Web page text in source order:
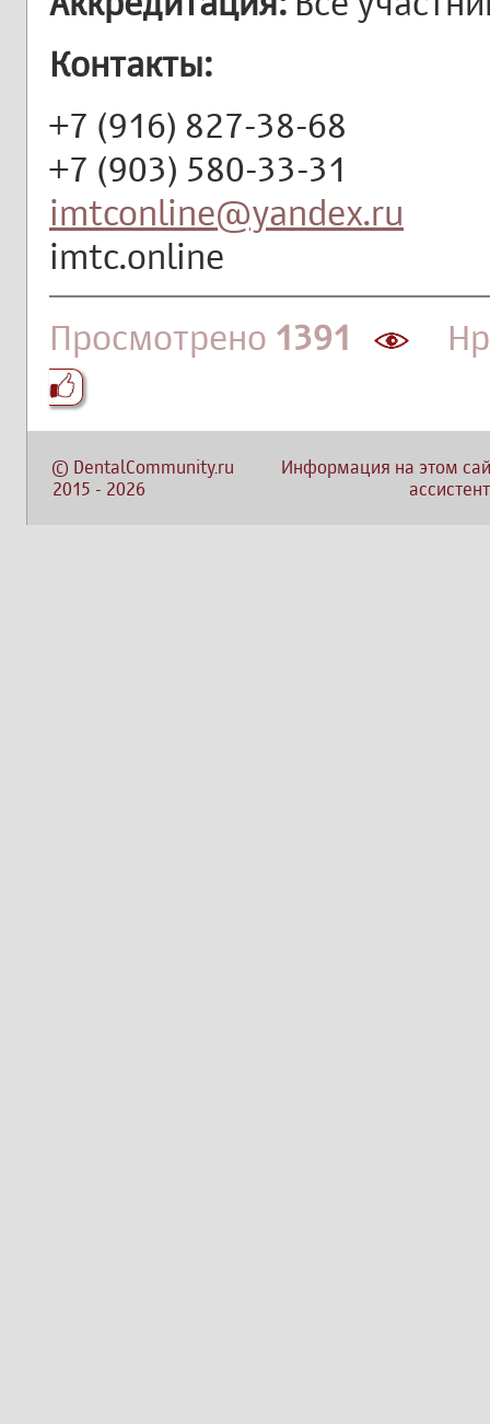
Контакты:
+7 (916) 827-38-68
+7 (903) 580-33-31
imtconline@yandex.ru
imtc.online
Просмотрено 1391
© DentalCommunity.ru
2015 - 2026
Информация на этом